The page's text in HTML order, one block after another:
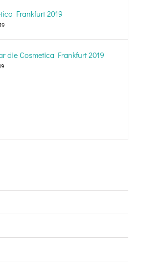
Frankfurt 2019
die Cosmetica Frankfurt 2019